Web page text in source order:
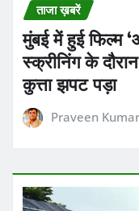
ताजा ख़बरें
मुंबई में हुई फिल्म
स्क्रीनिंग के
कुत्ता झपट पड़ा
Praveen